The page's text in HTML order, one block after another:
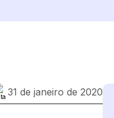
31 de janeiro de 2020